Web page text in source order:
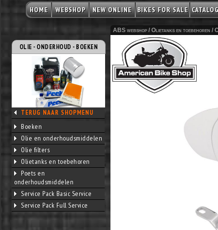
HOME WEBSHOP NEW ONLINE BIKES FOR SALE
OLIE - ONDERHOUD - BOEKEN
TERUG NAAR SHOPMENU
Boeken
Olie en onderhoudsmiddelen
Olie filters
Olietanks en toebehoren
Poets en
onderhoudsmiddelen
Service Pack Basic Service
Service Pack Full Service
ABS webshop / Olietanks en toebehoren /